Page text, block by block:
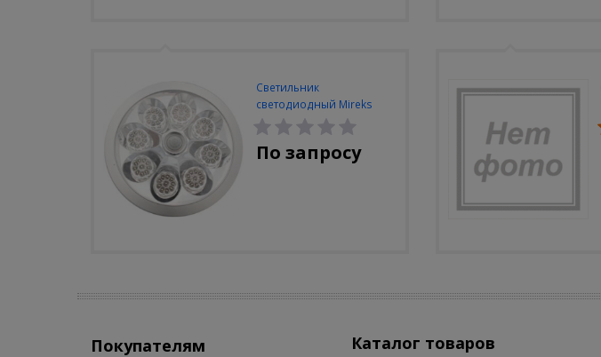
Светильник
светодиодный Mireks
С-310-80-S (5W/4000-
5000K/500lm/датчик
движения)
По запросу
Покупателям Каталог товаров